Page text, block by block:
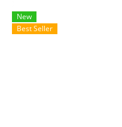
New
Best Seller